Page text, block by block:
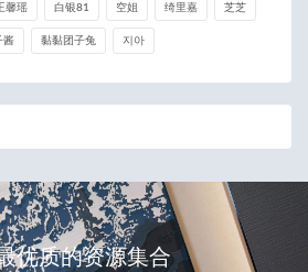
馨瑶 白银81 空姐 绮里嘉 芝芝
酱 黏黏团子兔 지아
优质的资源集合